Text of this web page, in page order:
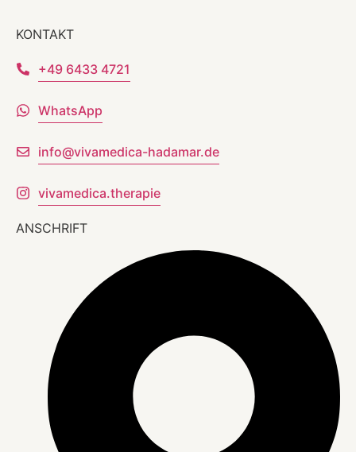
KONTAKT
+49 6433 4721
WhatsApp
info@vivamedica-hadamar.de
vivamedica.therapie
ANSCHRIFT